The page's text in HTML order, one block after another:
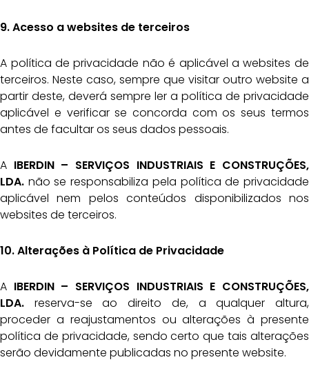
9. Acesso a websites de terceiros
A política de privacidade não é aplicável a websites de
terceiros. Neste caso, sempre que visitar outro website a
partir deste, deverá sempre ler a política de privacidade
aplicável e verificar se concorda com os seus termos
antes de facultar os seus dados pessoais.
A IBERDIN – SERVIÇOS INDUSTRIAIS E CONSTRUÇÕES,
LDA. não se responsabiliza pela política de privacidade
aplicável nem pelos conteúdos disponibilizados nos
websites de terceiros.
10. Alterações à Política de Privacidade
A IBERDIN – SERVIÇOS INDUSTRIAIS E CONSTRUÇÕES,
LDA. reserva-se ao direito de, a qualquer altura,
proceder a reajustamentos ou alterações à presente
política de privacidade, sendo certo que tais alterações
serão devidamente publicadas no presente website.